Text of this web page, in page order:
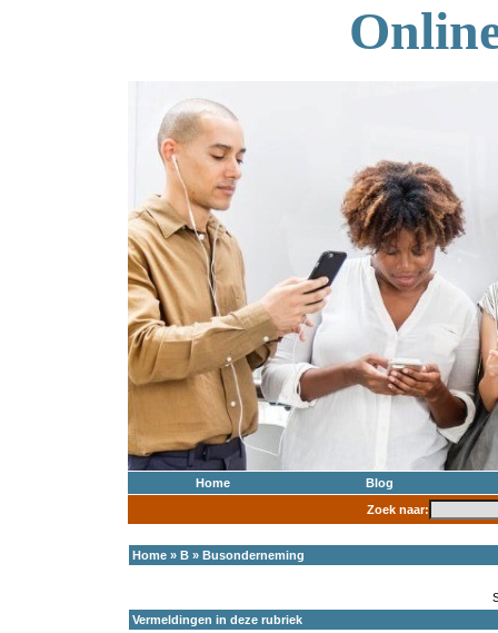
Home
Blog
Zoek naar:
Home » B » Busonderneming
Vermeldingen in deze rubriek